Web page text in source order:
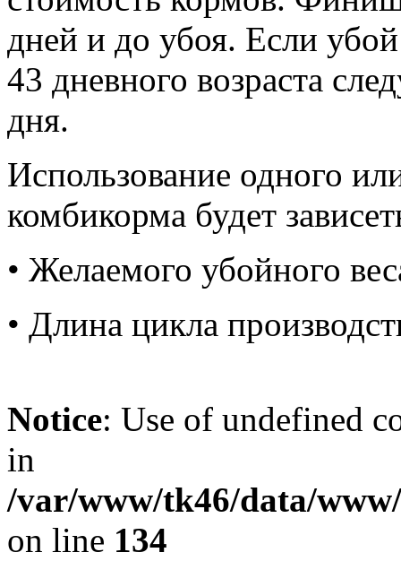
дней и до убоя. Если
43 дневного возраста
дня.
Использование одного
комбикорма будет
• Желаемого убойного
• Длина цикла
Notice: Use of undefined
in
/var/www/tk46/data/
on line 134